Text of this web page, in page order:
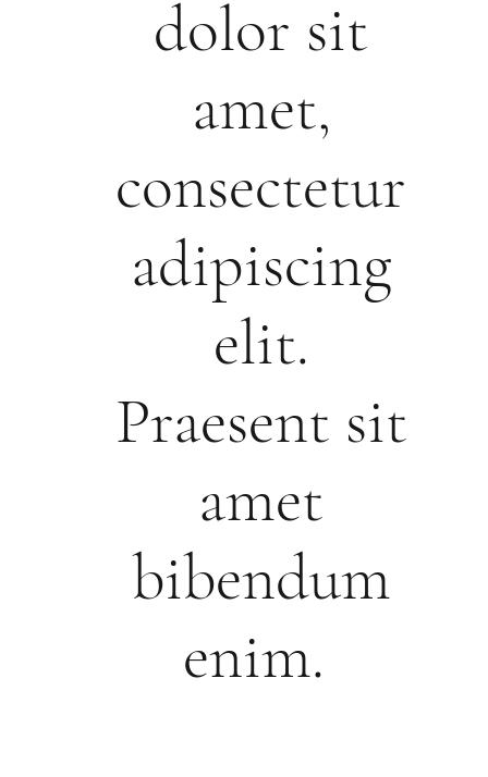
dolor sit
amet,
consectetur
adipiscing
elit.
Praesent sit
amet
bibendum
enim.